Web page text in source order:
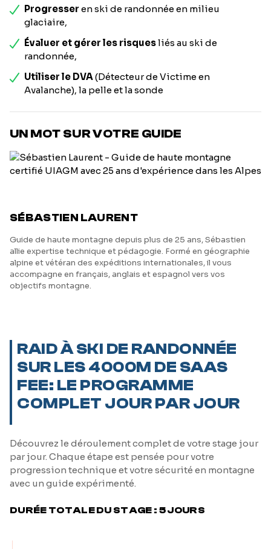
Progresser en ski de randonnée en milieu
glaciaire,
Évaluer et gérer les risquesliés au ski de
randonnée,
Utiliser le DVA (Détecteur de Victime en
Avalanche), la pelle et la sonde
UN MOT SUR VOTRE GUIDE
SÉBASTIEN LAURENT
Guide de haute montagne depuis plus de 25 ans, Sébastien
allie expertise technique et pédagogie. Formé en géographie
alpine et vétéran des expéditions internationales, il vous
accompagne en français, anglais et espagnol vers vos
objectifs montagne.
RAID À SKI DE RANDONNÉE
SUR LES 4000M DE SAAS
FEE: LE PROGRAMME
COMPLET JOUR PAR JOUR
Découvrez le déroulement complet de votre stage jour
par jour. Chaque étape est pensée pour votre
progression technique et votre sécurité en montagne
avec un guide expérimenté.
DURÉE TOTALE DU STAGE : 5 JOURS